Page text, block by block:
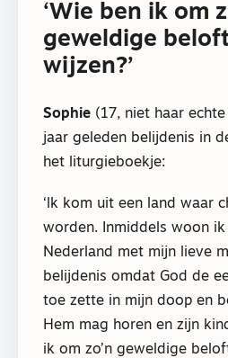
‘Wie ben ik om
geweldige
wijzen?’
Sophie (17, niet haar
jaar geleden belijdenis in
het liturgieboekje:
‘lk kom uit een land waar
worden. Inmiddels woon
Nederland met mijn lieve
belijdenis omdat God de
toe zette in mijn doop en
Hem mag horen en zijn
ik om zo’n geweldige